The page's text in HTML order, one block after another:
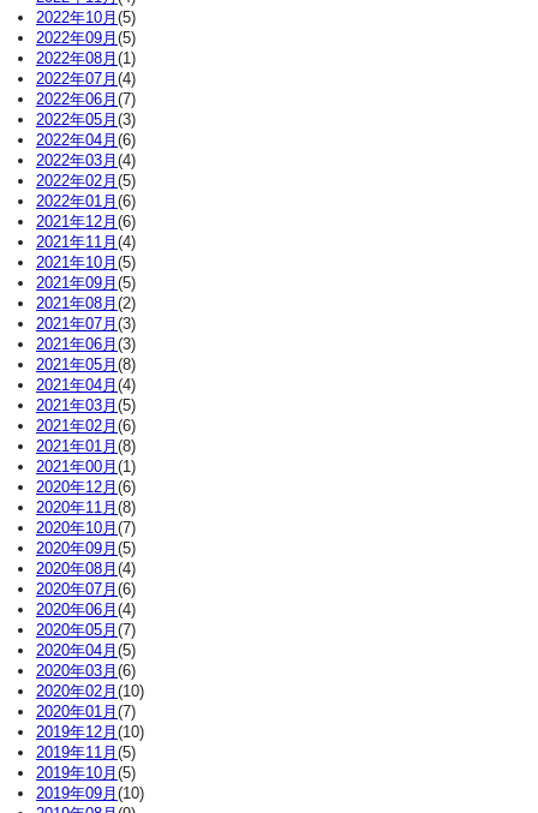
2022年10月 (5)
2022年09月 (5)
2022年08月 (1)
2022年07月 (4)
2022年06月 (7)
2022年05月 (3)
2022年04月 (6)
2022年03月 (4)
2022年02月 (5)
2022年01月 (6)
2021年12月 (6)
2021年11月 (4)
2021年10月 (5)
2021年09月 (5)
2021年08月 (2)
2021年07月 (3)
2021年06月 (3)
2021年05月 (8)
2021年04月 (4)
2021年03月 (5)
2021年02月 (6)
2021年01月 (8)
2021年00月 (1)
2020年12月 (6)
2020年11月 (8)
2020年10月 (7)
2020年09月 (5)
2020年08月 (4)
2020年07月 (6)
2020年06月 (4)
2020年05月 (7)
2020年04月 (5)
2020年03月 (6)
2020年02月 (10)
2020年01月 (7)
2019年12月 (10)
2019年11月 (5)
2019年10月 (5)
2019年09月 (10)